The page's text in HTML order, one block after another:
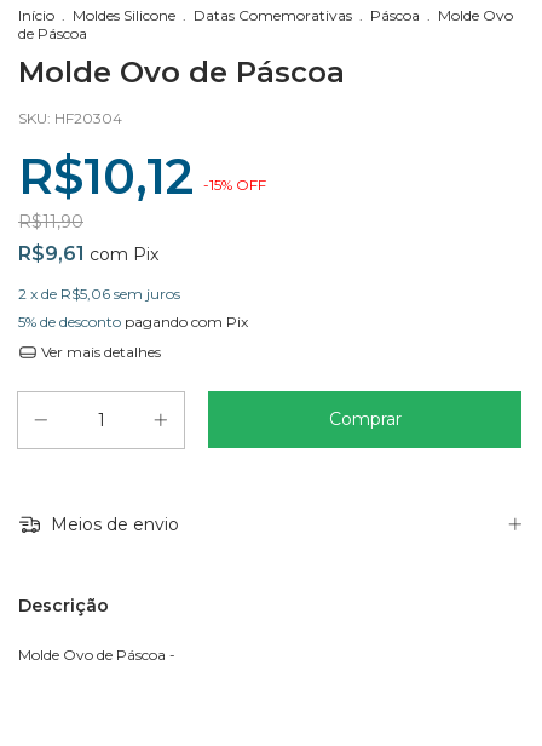
Início . Moldes Silicone . Datas Comemorativas . Páscoa . Molde Ovo
de Páscoa
Molde Ovo de Páscoa
SKU: HF20304
R$10,12 -15% OFF
R$11,90
R$9,61 com Pix
2 x de R$5,06 sem juros
5% de desconto pagando com Pix
Ver mais detalhes
Meios de envio
Descrição
Molde Ovo de Páscoa -